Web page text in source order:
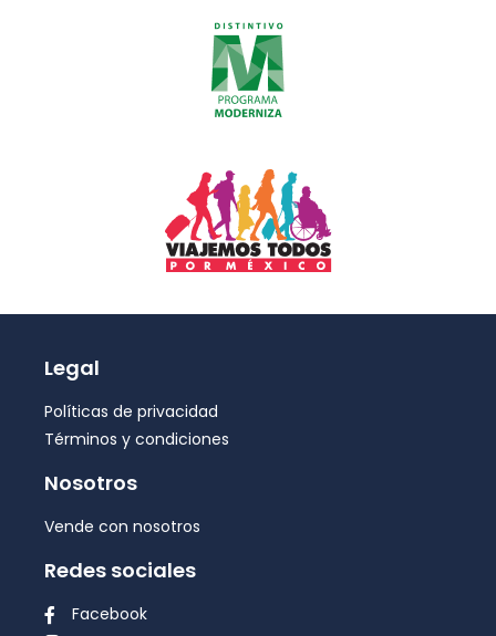
Legal
Políticas de privacidad
Términos y condiciones
Nosotros
Vende con nosotros
Redes sociales
Facebook